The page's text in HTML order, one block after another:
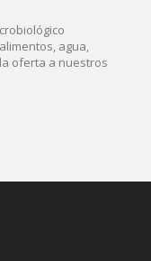
agua,
oferta a nuestros